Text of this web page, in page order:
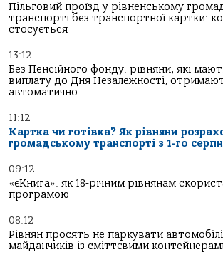
Пільговий проїзд у рівненському
транспорті без транспортної картки:
стосується
13:12
Без Пенсійного фонду: рівняни, які
виплату до Дня Незалежності,
автоматично
11:12
Картка чи готівка? Як рівняни
громадському транспорті з 1-го
09:12
«єКнига»: як 18-річним рівнянам
програмою
08:12
Рівнян просять не паркувати автомобілі
майданчиків із сміттєвими